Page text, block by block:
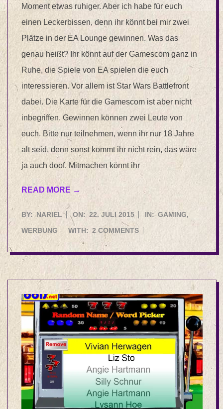
Moment etwas ruhiger. Aber ich habe für euch
einen Leckerbissen, denn ihr könnt bei mir zwei
Plätze in der EA Lounge gewinnen. Was das
genau heißt? Ihr könnt auf der Gamescom ganz in
Ruhe, die Spiele von EA spielen die euch
interessieren. Vor allem ist Star Wars Battlefront
dabei. Die Karte für die Gamescom ist aber nicht
inbegriffen. Gewinnen können zwei Leute von
euch. Bitte nur teilnehmen, wenn ihr nur 18 Jahre
alt seid, denn sonst kommt ihr nicht rein, das wäre
ja auch doof. Mitmachen könnt ihr
READ MORE →
2015-
07-
BY: NARIEL ON: 22. JULI 2015 IN: GAMING,
WERBUNG WITH: 2 COMMENTS